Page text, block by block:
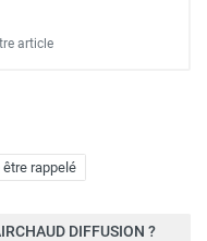
rappelé
article
DIFFUSION ?